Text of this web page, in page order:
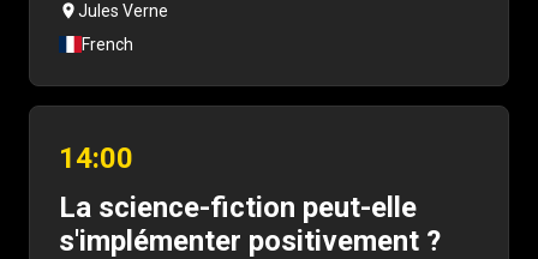
Jules Verne
French
14:00
La science-fiction peut-elle
s'implémenter positivement ?